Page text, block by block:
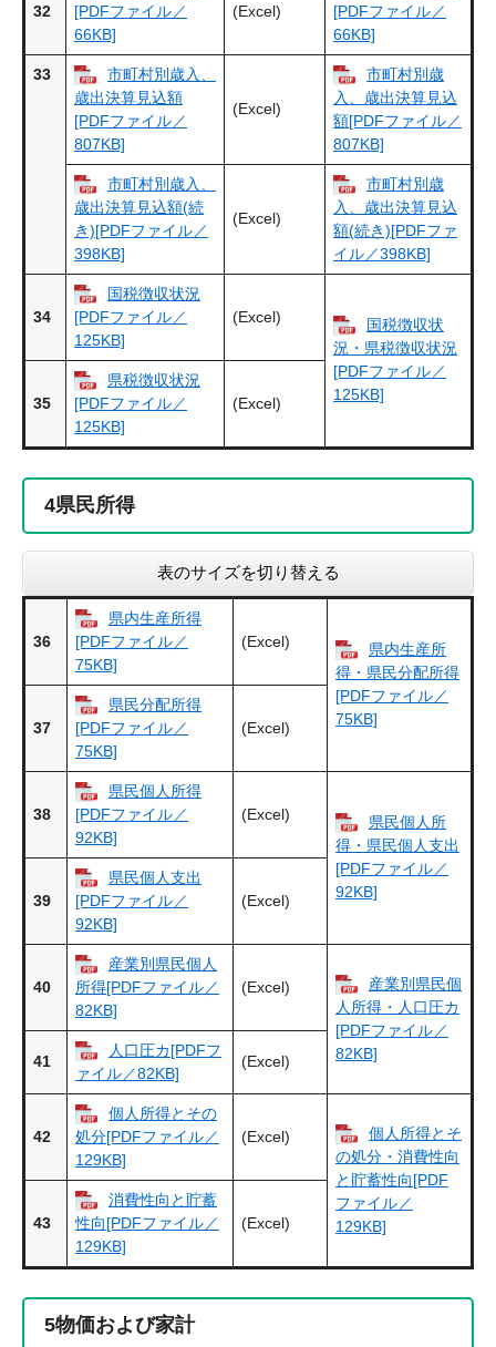
32
[PDFファイル／
66KB]
(Excel)
[PDFファイル／
66KB]
33
市町村別歳入、
歳出決算見込額
[PDFファイル／
807KB]
(Excel)
市町村別歳
入、歳出決算見込
額[PDFファイル／
807KB]
市町村別歳入、
歳出決算見込額(続
き)[PDFファイル／
398KB]
(Excel)
市町村別歳
入、歳出決算見込
額(続き)[PDFファ
イル／398KB]
34
国税徴収状況
[PDFファイル／
125KB]
(Excel)
国税徴収状
況・県税徴収状況
[PDFファイル／
125KB]
35
県税徴収状況
[PDFファイル／
125KB]
(Excel)
4県民所得
表のサイズを切り替える
36
県内生産所得
[PDFファイル／
75KB]
(Excel)
県内生産所
得・県民分配所得
[PDFファイル／
75KB]
37
県民分配所得
[PDFファイル／
75KB]
(Excel)
38
県民個人所得
[PDFファイル／
92KB]
(Excel)
県民個人所
得・県民個人支出
[PDFファイル／
92KB]
39
県民個人支出
[PDFファイル／
92KB]
(Excel)
40
産業別県民個人
所得[PDFファイル／
82KB]
(Excel)
産業別県民個
人所得・人口圧カ
[PDFファイル／
82KB]
41
人口圧カ[PDFフ
ァイル／82KB]
(Excel)
42
個人所得とその
処分[PDFファイル／
129KB]
(Excel)
個人所得とそ
の処分・消費性向
と貯蓄性向[PDF
ファイル／
129KB]
43
消費性向と貯蓄
性向[PDFファイル／
129KB]
(Excel)
5物価および家計